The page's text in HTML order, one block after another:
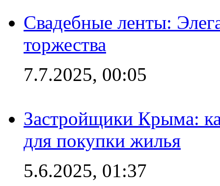
Свадебные ленты:
торжества
7.7.2025, 00:05
Застройщики Крыма:
для покупки жилья
5.6.2025, 01:37